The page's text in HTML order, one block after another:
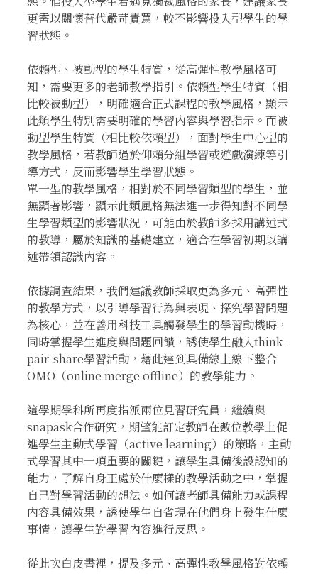
更需以關懷替代嚴苛責罵，較不影響投入型學生的學
習狀態。
依賴型、被動型的學生特質，從高彈性教學風格可
知，需要更多的老師教學指引。依賴型學生特質（相
比較被動型），明確適合正式課程的教學風格，顯示
此類學生特別需要明確的學習內容與學習指示。而被
動型學生特質（相比較依賴型），面對學生中心型的
教學風格，若教師過於仰賴分組學習或遊戲演練等引
導方式，反而影響學生學習狀態。
單一型的教學風格，相對於不同學習類型的學生，並
無顯著影響，顯示此類風格無法進一步得知對不同學
生學習類型的影響狀況，可能由於教師多採用講述式
的教導，屬於知識的基礎建立，適合在學習初期以講
述帶領認識內容。
依據調查結果，我們建議教師採取更為多元、高彈性
的教學方式，以引導學習行為與表現、探究學習問題
為核心，並在善用科技工具觸發學生的學習動機時，
同時掌握學生進度與問題回饋，誘使學生融入think-
pair-share學習活動，藉此達到具備線上線下整合
OMO（online merge offline）的教學能力。
這學期學科所再度指派兩位見習研究員，繼續與
snapask合作研究，期望能訂定教師在數位教學上促
進學生主動式學習（active learning）的策略，主動
式學習其中一項重要的關鍵，讓學生具備後設認知的
能力，了解自身正處於什麼樣的教學活動之中，掌握
自己對學習活動的想法。如何讓老師具備能力或課程
內容具備效果，誘使學生自省現在他們身上發生什麼
事情，讓學生對學習內容進行反思。
從此次白皮書裡，提及多元、高彈性教學風格對依賴